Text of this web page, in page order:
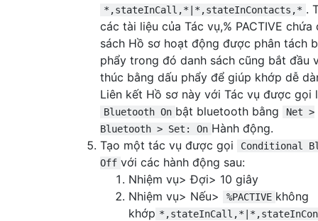
*,stateInCall,*|*,stateInContacts,* .
các tài liệu của Tác vụ,% PACTIVE chứa
sách Hồ sơ hoạt động được phân tách
phẩy trong đó danh sách cũng bắt đầu
thúc bằng dấu phẩy để giúp khớp dễ
Liên kết Hồ sơ này với Tác vụ được gọi
Bluetooth On bật bluetooth bằng
Net >
Bluetooth > Set: On Hành động.
Tạo một tác vụ được gọi
Conditional
Off với các hành động sau:
Nhiệm vụ> Đợi> 10 giây
Nhiệm vụ> Nếu>
%PACTIVE không
khớp